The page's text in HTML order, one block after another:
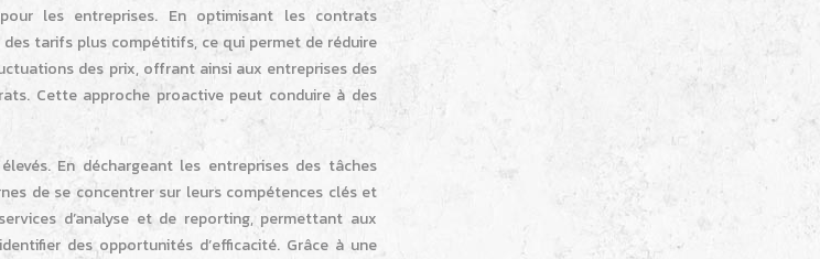
les entreprises. En optimisant les contrats
tarifs plus compétitifs, ce qui permet de réduire
des prix, offrant ainsi aux entreprises des
Cette approche proactive peut conduire à des
En déchargeant les entreprises des tâches
de se concentrer sur leurs compétences clés et
d’analyse et de reporting, permettant aux
des opportunités d’efficacité. Grâce à une